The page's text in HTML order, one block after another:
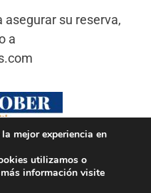
asegurar su reserva,
a
COOKIES
mejor experiencia en
utilizamos o
información visite